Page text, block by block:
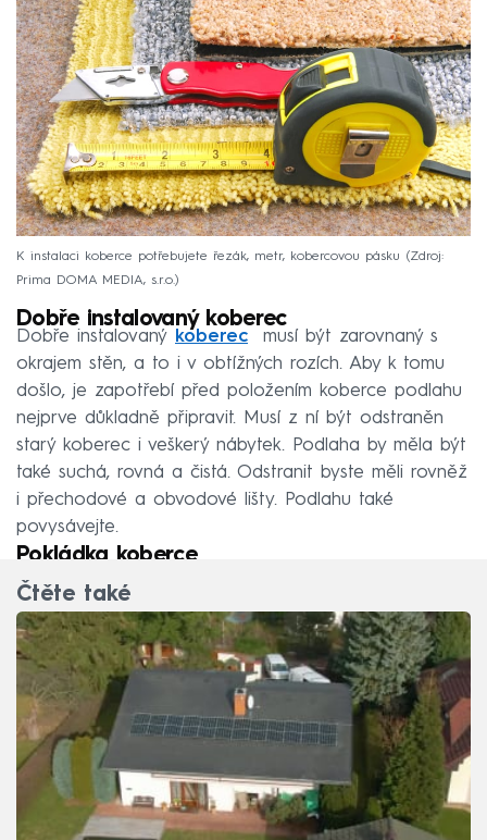
K instalaci koberce potřebujete řezák, metr, kobercovou pásku
Zdroj:
Prima DOMA MEDIA, s.r.o.
Dobře instalovaný koberec
Dobře instalovaný koberec musí být zarovnaný s
okrajem stěn, a to i v obtížných rozích. Aby k tomu
došlo, je zapotřebí před položením koberce podlahu
nejprve důkladně připravit. Musí z ní být odstraněn
starý koberec i veškerý nábytek. Podlaha by měla být
také suchá, rovná a čistá. Odstranit byste měli rovněž
i přechodové a obvodové lišty. Podlahu také
povysávejte.
Pokládka koberce
Čtěte také